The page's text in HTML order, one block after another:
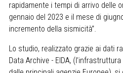
rapidamente i tempi di arrivo delle
gennaio del 2023 e il mese di
incremento della sismicità”.
Lo studio, realizzato grazie ai dati
Data Archive - EIDA,